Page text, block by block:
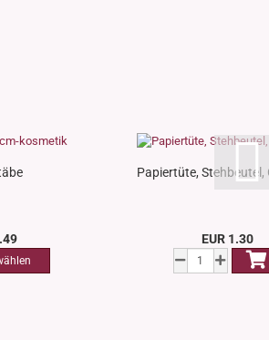
Papiertüte, Stehbeutel,
EUR 1.30